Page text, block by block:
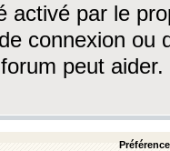
activé par le
connexion ou
peut aider.